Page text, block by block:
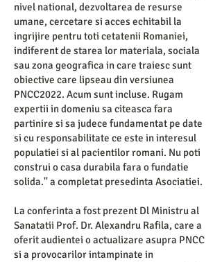
nivel national, dezvoltarea de resurse
umane, cercetare si acces echitabil la
ingrijire pentru toti cetatenii Romaniei,
indiferent de starea lor materiala, sociala
sau zona geografica in care traiesc sunt
obiective care lipseau din versiunea
PNCC2022. Acum sunt incluse. Rugam
expertii in domeniu sa citeasca fara
partinire si sa judece fundamentat pe date
si cu responsabilitate ce este in interesul
populatiei si al pacientilor romani. Nu poti
construi o casa durabila fara o fundatie
solida.'' a completat presedinta Asociatiei.
La conferinta a fost prezent Dl Ministru al
Sanatatii Prof. Dr. Alexandru Rafila, care a
oferit audientei o actualizare asupra PNCC
si a provocarilor intampinate in